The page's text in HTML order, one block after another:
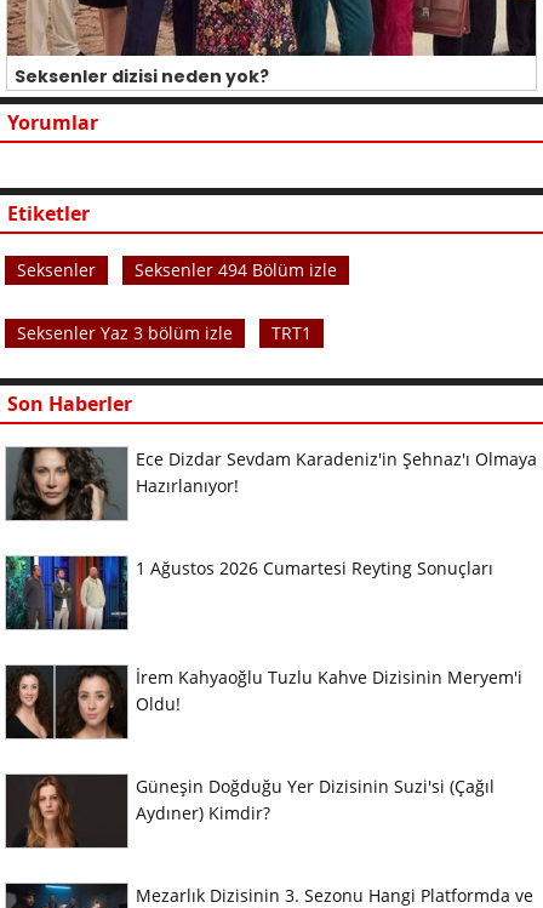
Seksenler dizisi neden yok?
Yorumlar
Etiketler
Seksenler Seksenler 494 Bölüm izle
Seksenler Yaz 3 bölüm izle TRT1
Son Haberler
Ece Dizdar Sevdam Karadeniz'in Şehnaz'ı Olmaya
Hazırlanıyor!
1 Ağustos 2026 Cumartesi Reyting Sonuçları
İrem Kahyaoğlu Tuzlu Kahve Dizisinin Meryem'i
Oldu!
Güneşin Doğduğu Yer Dizisinin Suzi'si (Çağıl
Aydıner) Kimdir?
Mezarlık Dizisinin 3. Sezonu Hangi Platformda ve